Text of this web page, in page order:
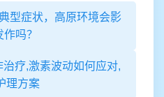
型症状，高原环境会影
作吗？
疗,激素波动如何应对,
理方案